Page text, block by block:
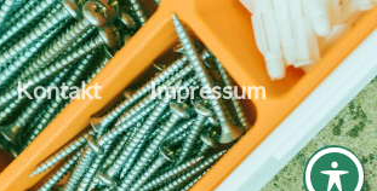
Kontakt Impressum